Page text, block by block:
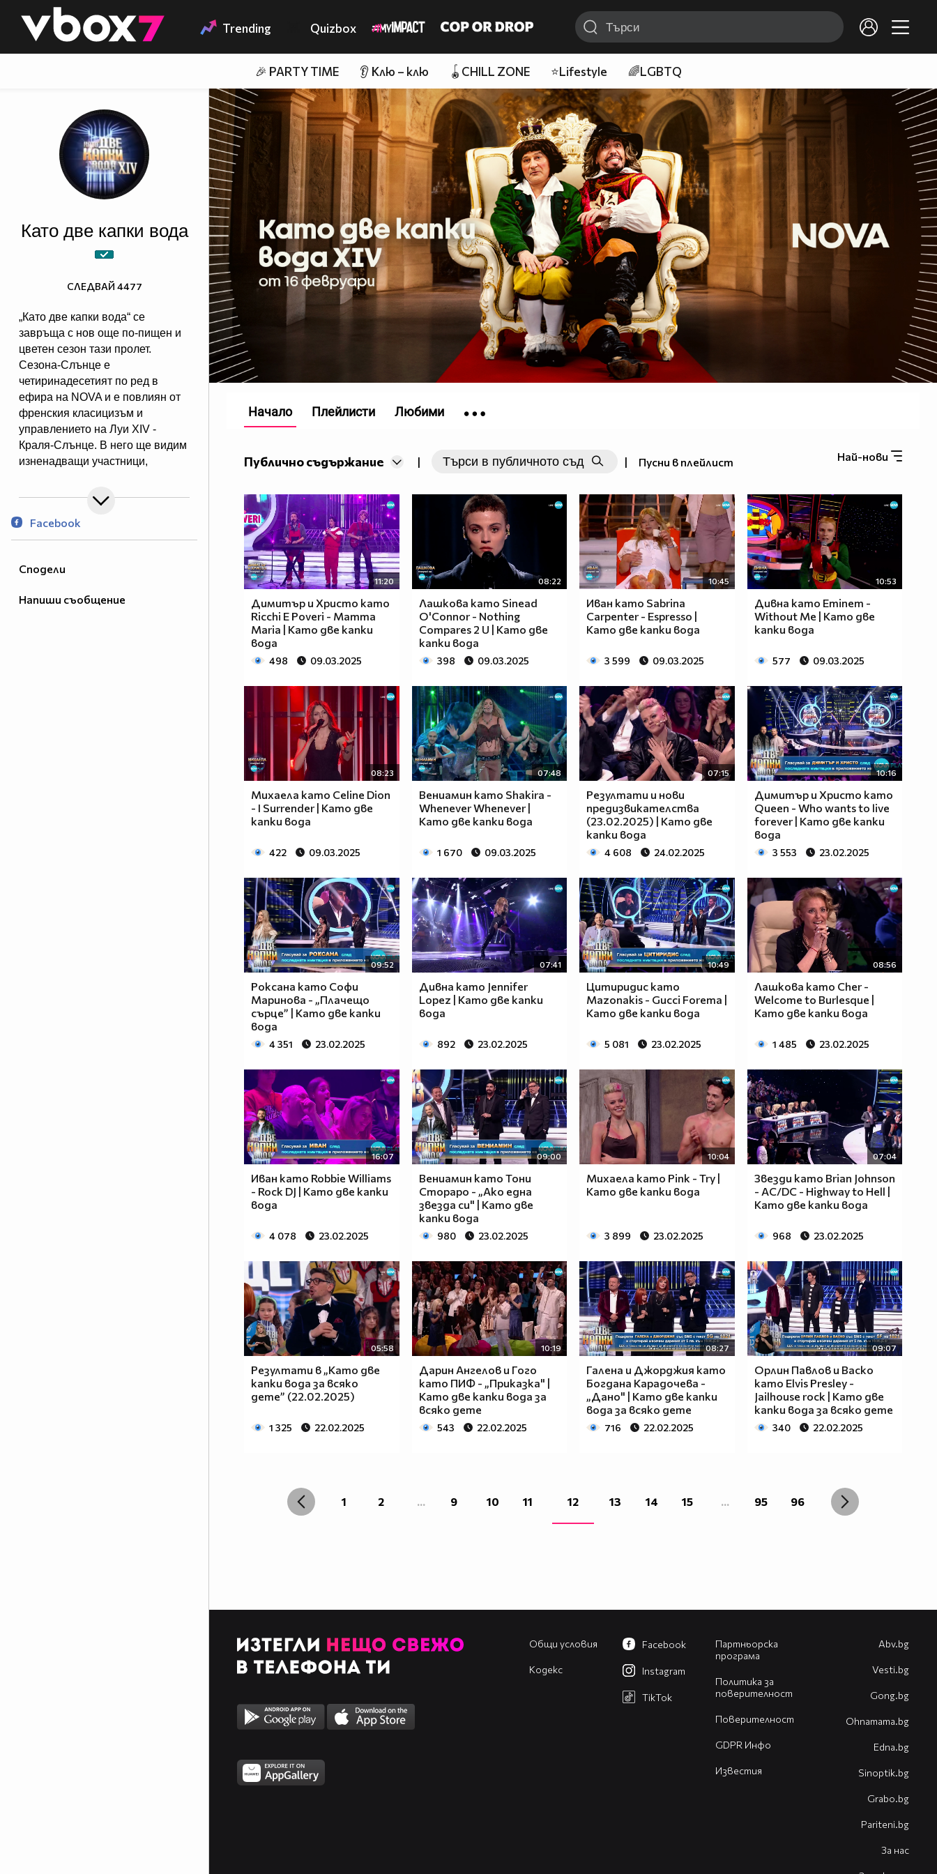
👾 Trending Quizbox
🎉 PARTY TIME 👂 Клю – клю 🪀CHILL ZONE ⭐Lifestyle 🌈LGBTQ
Сподели
Напиши съобщение
Като две капки вода
„Като две капки вода“ се
завръща с нов още по-пищен и
цветен сезон тази пролет.
Сезона-Слънце е
четиринадесетият по ред в
ефира на NOVA и е повлиян от
френския класицизъм и
управлението на Луи XIV -
Краля-Слънце. В него ще видим
изненадващи участници,
силни лични истории. Короната
отново ще бъде в ръцете на
зрителите, а любимите водещи -
Димитър Рачков и Герасим
крал на имитациите.
СЛЕДВАЙ 4477
Facebook
Най-нови
Публично съдържание | | Пусни в плейлист
11:20
Димитър и Христо като
Ricchi E Poveri - Mamma
Maria | Като две капки
вода
498 09.03.2025
08:22
Лашкова като Sinead
O'Connor - Nothing
Compares 2 U | Като две
капки вода
398 09.03.2025
10:45
Иван като Sabrina
Carpenter - Espresso |
Като две капки вода
3 599 09.03.2025
10:53
Дивна като Eminem -
Without Me | Като две
капки вода
577 09.03.2025
08:23
Михаела като Celine Dion
- I Surrender | Като две
капки вода
422 09.03.2025
07:48
Вениамин като Shakira -
Whenever Whenever |
Като две капки вода
1 670 09.03.2025
07:15
Резултати и нови
предизвикателства
(23.02.2025) | Като две
капки вода
4 608 24.02.2025
10:16
Димитър и Христо като
Queen - Who wants to live
forever | Като две капки
вода
3 553 23.02.2025
09:52
Роксана като Софи
Маринова - „Плачещо
сърце” | Като две капки
вода
4 351 23.02.2025
07:41
Дивна като Jennifer
Lopez | Като две капки
вода
892 23.02.2025
10:49
Цитиридис като
Mazonakis - Gucci Forema |
Като две капки вода
5 081 23.02.2025
08:56
Лашкова като Cher -
Welcome to Burlesque |
Като две капки вода
1 485 23.02.2025
16:07
Иван като Robbie Williams
- Rock DJ | Като две капки
вода
4 078 23.02.2025
09:00
Вениамин като Тони
Стораро - „Ако една
звезда си" | Като две
капки вода
980 23.02.2025
10:04
Михаела като Pink - Try |
Като две капки вода
3 899 23.02.2025
07:04
Звезди като Brian Johnson
- AC/DC - Highway to Hell |
Като две капки вода
968 23.02.2025
05:58
Резултати в „Като две
капки вода за всяко
дете” (22.02.2025)
1 325 22.02.2025
10:19
Дарин Ангелов и Гого
като ПИФ - „Приказка" |
Като две капки вода за
всяко дете
543 22.02.2025
08:27
Галена и Джорджия като
Богдана Карадочева -
„Дано" | Като две капки
вода за всяко дете
716 22.02.2025
09:07
Орлин Павлов и Васко
като Elvis Presley -
Jailhouse rock | Като две
капки вода за всяко дете
340 22.02.2025
1 2 ... 9 10 11 12 13 14 15 ... 95 96
Начало Плейлисти Любими
Общи условия
Кодекс
Партньорска
програма
Политика за
поверителност
Поверителност
GDPR Инфо
Известия
Facebook
Instagram
TikTok
Abv.bg
Vesti.bg
Gong.bg
Оhnamama.bg
Edna.bg
Sinoptik.bg
Grabo.bg
Pariteni.bg
За нас